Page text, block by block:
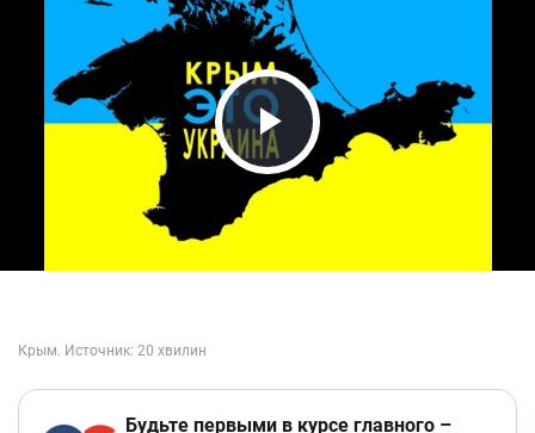
Play Video
Будьте первыми в курсе главного –